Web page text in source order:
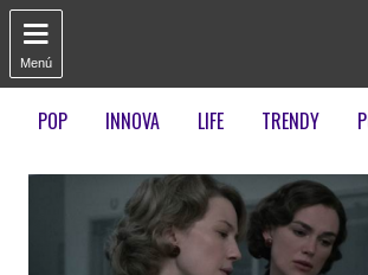

Menú
POP INNOVA LIFE TRENDY